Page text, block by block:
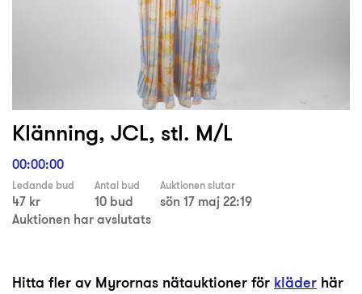
Klänning, JCL, stl. M/L
00:00:00
Ledande bud
47 kr
Antal bud
10 bud
Auktionen slutar
sön 17 maj 22:19
Auktionen har avslutats
Hitta fler av Myrornas nätauktioner för kläder här